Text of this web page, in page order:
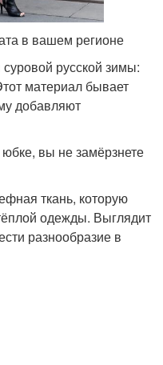
Куртка под длинную
юбку
Миди юбки
в вашем регионе
русской зимы:
материал бывает
добавляют
вы не замёрзнете
ткань, которую
одежды. Выглядит
разнообразие в